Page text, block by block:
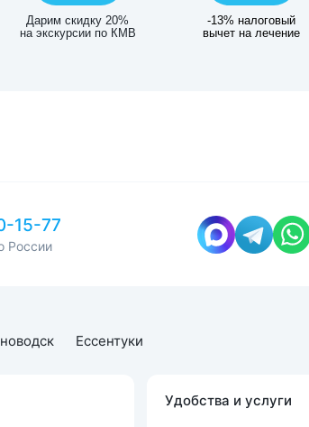
Дарим скидку 20%
на экскурсии по КМВ
-13% налоговый
вычет на лечение
15-77
России
Ессентуки
Удобства и услуги